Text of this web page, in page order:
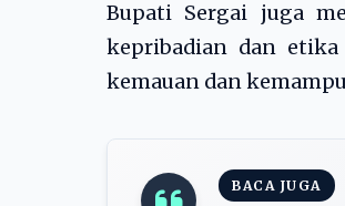
Bupati Sergai juga
kepribadian dan etika
kemauan dan
BACA JUGA